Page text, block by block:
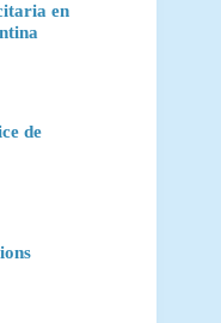
en
de